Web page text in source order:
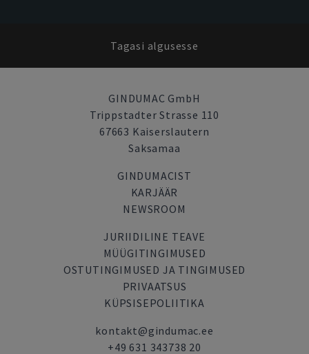
Tagasi algusesse
GINDUMAC GmbH
Trippstadter Strasse 110
67663 Kaiserslautern
Saksamaa
GINDUMACIST
KARJÄÄR
NEWSROOM
JURIIDILINE TEAVE
MÜÜGITINGIMUSED
OSTUTINGIMUSED JA TINGIMUSED
PRIVAATSUS
KÜPSISEPOLIITIKA
kontakt@gindumac.ee
+49 631 343738 20